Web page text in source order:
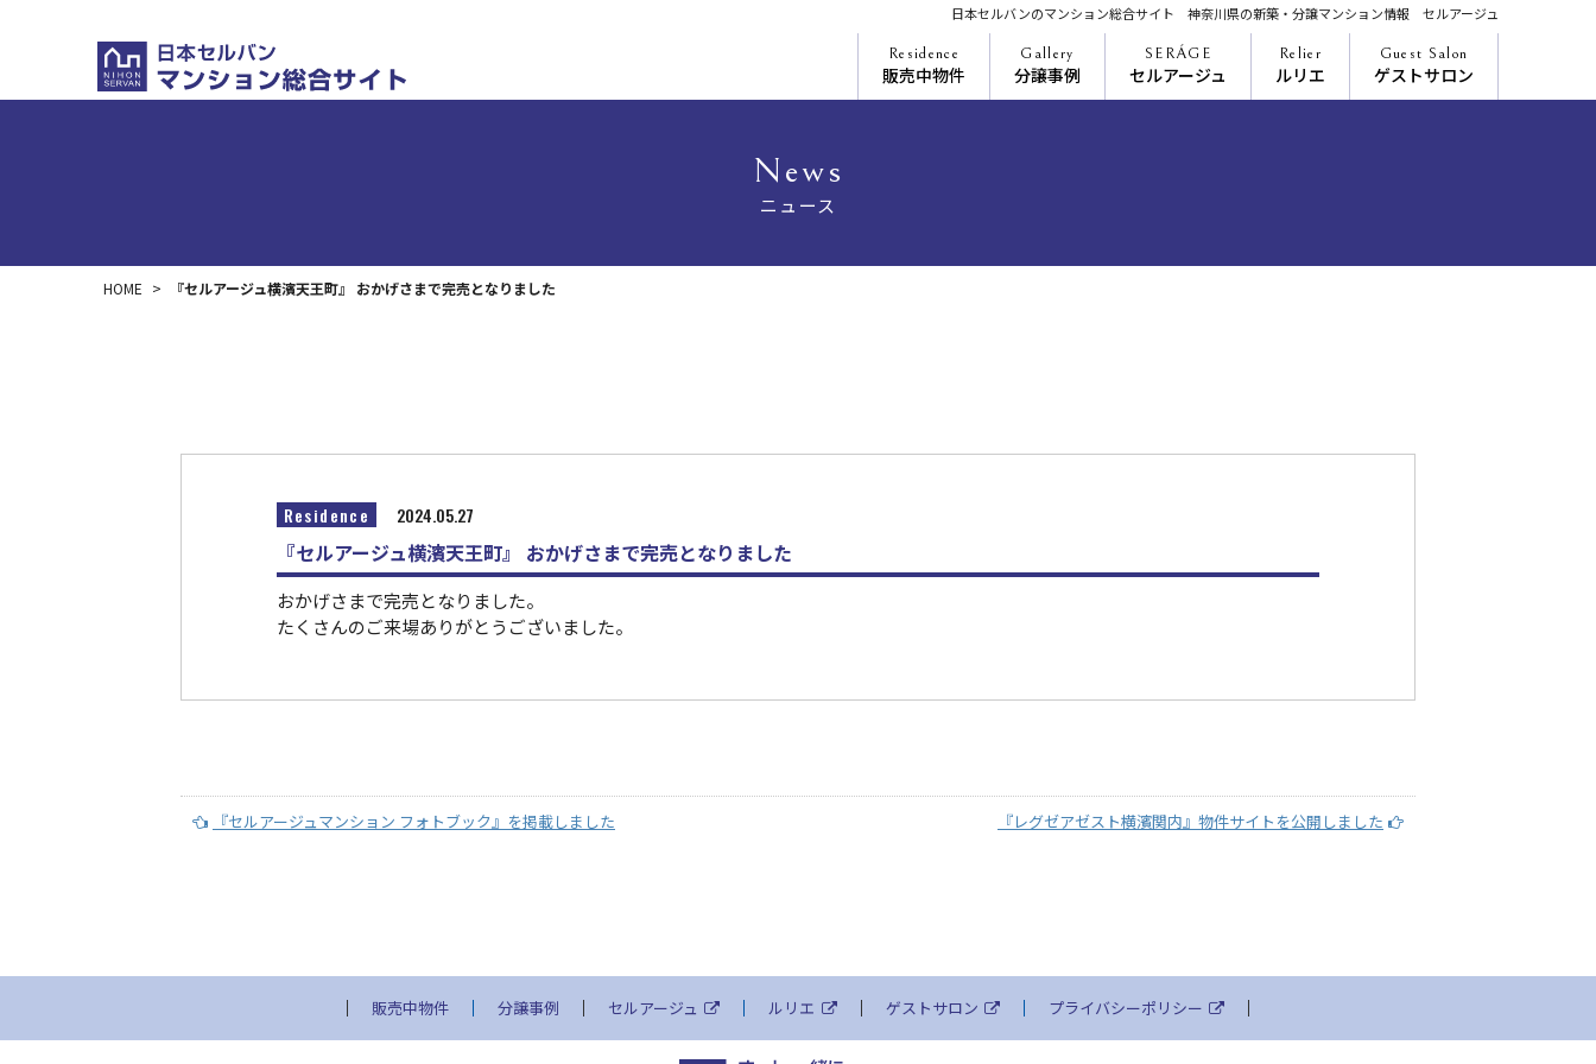
日本セルバンのマンション総合サイト 神奈川県の新築・分譲マンション情報 セルアージュ
Residence
販売中物件
Gallery
分譲事例
SERÁGE
セルアージュ
Relier
ルリエ
Guest Salon
ゲストサロン
News
ニュース
HOME > 『セルアージュ横濱天王町』 おかげさまで完売となりました
Residence 2024.05.27
『セルアージュ横濱天王町』 おかげさまで完売となりました
おかげさまで完売となりました。
たくさんのご来場ありがとうございました。
『セルアージュマンション フォトブック』を掲載しました 『レグゼアゼスト横濱関内』物件サイトを公開しました
販売中物件 分譲事例 セルアージュ ルリエ ゲストサロン プライバシーポリシー